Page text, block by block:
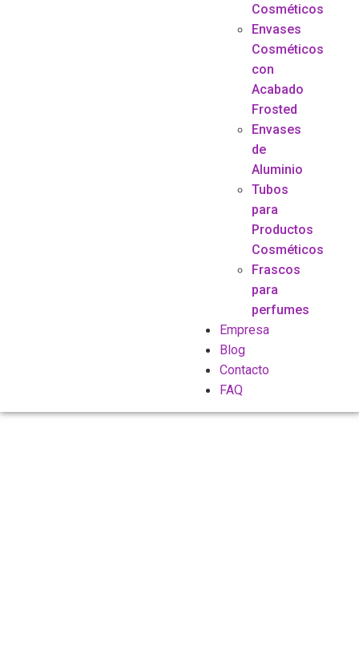
Cosméticos
Envases
Cosméticos
con
Acabado
Frosted
Envases
de
Aluminio
Tubos
para
Productos
Cosméticos
Frascos
para
perfumes
Empresa
Blog
Contacto
FAQ